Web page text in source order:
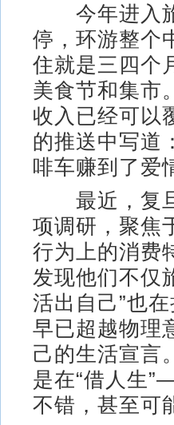
今年进入旅
停，环游整个
住就是三四个
美食节和集市
收入已经可以
的推送中写道
啡车赚到了爱
最近，复旦
项调研，聚焦
行为上的消费
发现他们不仅
活出自己”也
早已超越物理
己的生活宣言
是在“借人生
不错，甚至可